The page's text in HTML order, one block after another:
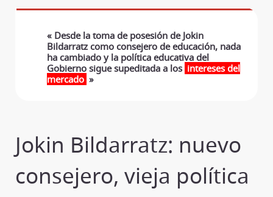
« Desde la toma de posesión de Jokin
Bildarratz como consejero de educación, nada
ha cambiado y la política educativa del
Gobierno sigue supeditada a los intereses del
mercado »
Jokin Bildarratz: nuevo
consejero, vieja política